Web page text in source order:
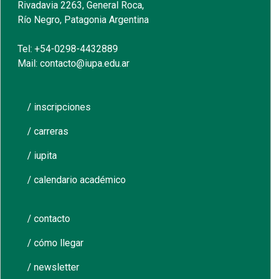
Rivadavia 2263, General Roca,
Río Negro, Patagonia Argentina
Tel: +54-0298-4432889
Mail: contacto@iupa.edu.ar
/ inscripciones
/ carreras
/ iupita
/ calendario académico
/ contacto
/ cómo llegar
/ newsletter